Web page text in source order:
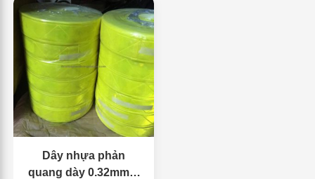
Dây nhựa phản
quang dày 0.32mm –